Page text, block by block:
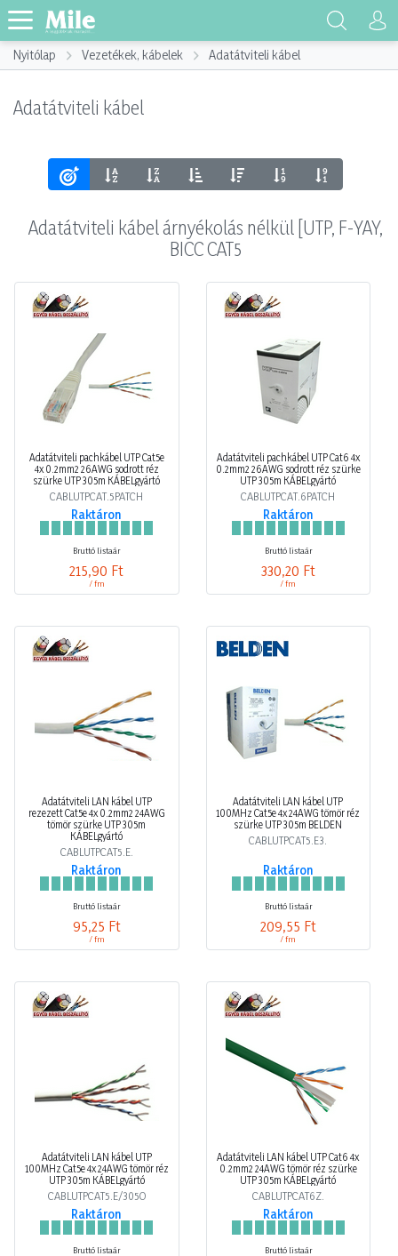
Nyitólap Vezetékek, kábelek Adatátviteli kábel
Adatátviteli kábel
Adatátviteli kábel árnyékolás nélkül [UTP, F-YAY,
BICC CAT5
Adatátviteli pachkábel UTP Cat5e
4x 0.2mm2 26AWG sodrott réz
szürke UTP 305m KÁBELgyártó
CABLUTPCAT.5PATCH
Raktáron
Bruttó listaár
215,90 Ft
/ fm
Adatátviteli pachkábel UTP Cat6 4x
0.2mm2 26AWG sodrott réz szürke
UTP 305m KÁBELgyártó
CABLUTPCAT.6PATCH
Raktáron
Bruttó listaár
330,20 Ft
/ fm
Adatátviteli LAN kábel UTP
rezezett Cat5e 4x 0.2mm2 24AWG
tömör szürke UTP 305m
KÁBELgyártó
CABLUTPCAT5.E.
Raktáron
Bruttó listaár
95,25 Ft
/ fm
Adatátviteli LAN kábel UTP
100MHz Cat5e 4x 24AWG tömör réz
szürke UTP 305m BELDEN
CABLUTPCAT5.E3.
Raktáron
Bruttó listaár
209,55 Ft
/ fm
Adatátviteli LAN kábel UTP
100MHz Cat5e 4x 24AWG tömör réz
UTP 305m KÁBELgyártó
CABLUTPCAT5.E/305O
Raktáron
Bruttó listaár
Adatátviteli LAN kábel UTP Cat6 4x
0.2mm2 24AWG tömör réz szürke
UTP 305m KÁBELgyártó
CABLUTPCAT6Z.
Raktáron
Bruttó listaár